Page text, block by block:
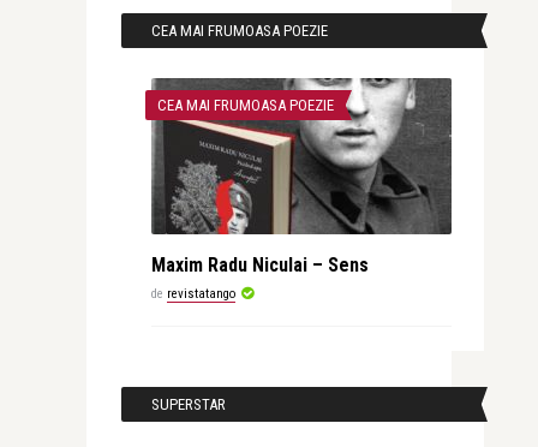
CEA MAI FRUMOASA POEZIE
CEA MAI FRUMOASA POEZIE
Maxim Radu Niculai – Sens
de revistatango
SUPERSTAR